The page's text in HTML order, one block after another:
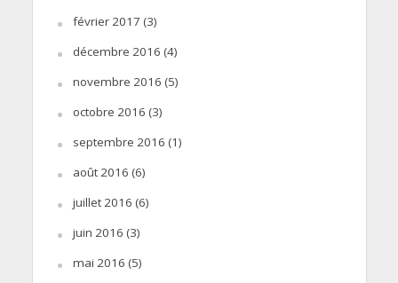
février 2017 (3)
décembre 2016 (4)
novembre 2016 (5)
octobre 2016 (3)
septembre 2016 (1)
août 2016 (6)
juillet 2016 (6)
juin 2016 (3)
mai 2016 (5)